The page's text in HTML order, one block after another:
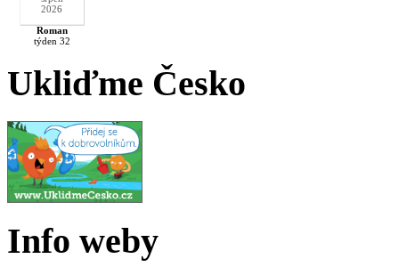
2026
Roman
týden 32
Ukliďme Česko
Info weby